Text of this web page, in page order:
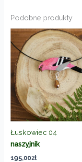
Podobne produkty
Łuskowiec 04
naszyjnik
195,00zł